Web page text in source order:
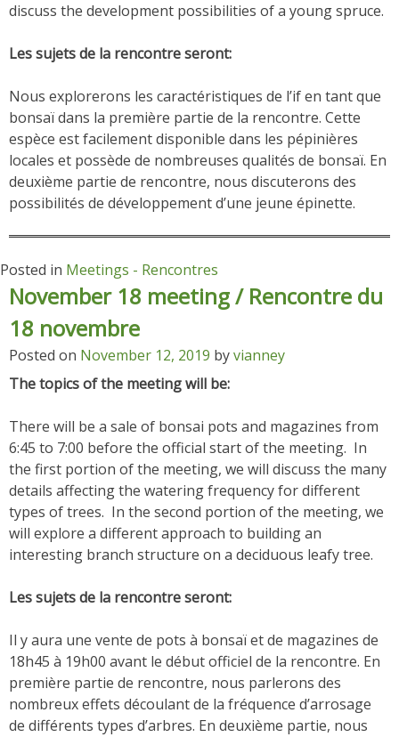
discuss the development possibilities of a young spruce.
Les sujets de la rencontre seront:
Nous explorerons les caractéristiques de l’if en tant que
bonsaï dans la première partie de la rencontre. Cette
espèce est facilement disponible dans les pépinières
locales et possède de nombreuses qualités de bonsaï. En
deuxième partie de rencontre, nous discuterons des
possibilités de développement d’une jeune épinette.
Posted in Meetings - Rencontres
November 18 meeting / Rencontre du
18 novembre
Posted on November 12, 2019 byvianney
The topics of the meeting will be:
There will be a sale of bonsai pots and magazines from
6:45 to 7:00 before the official start of the meeting. In
the first portion of the meeting, we will discuss the many
details affecting the watering frequency for different
types of trees. In the second portion of the meeting, we
will explore a different approach to building an
interesting branch structure on a deciduous leafy tree.
Les sujets de la rencontre seront:
Il y aura une vente de pots à bonsaï et de magazines de
18h45 à 19h00 avant le début officiel de la rencontre. En
première partie de rencontre, nous parlerons des
nombreux effets découlant de la fréquence d’arrosage
de différents types d’arbres. En deuxième partie, nous